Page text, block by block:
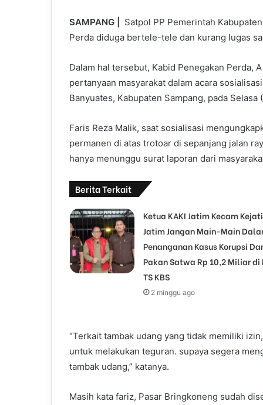
SAMPANG | Satpol PP Pemerintah
Perda diduga bertele-tele dan kurang lugas
Dalam hal tersebut, Kabid Penegakan Perda,
pertanyaan masyarakat dalam acara
Banyuates, Kabupaten Sampang, pada Selasa
Faris Reza Malik, saat sosialisasi
permanen di atas trotoar di sepanjang jalan
hanya menunggu surat laporan dari
Berita Terkait
Ketua KAKI Jatim Kecam Kejati
Jatim Jangan Main-Main
Penanganan Kasus Korupsi
Pakan Satwa Rp 10,2 Miliar di
TS KBS
2 minggu ago
“Terkait tambak udang yang tidak memiliki
untuk melakukan teguran. supaya segera
tambak udang,” katanya.
Masih kata fariz, Pasar Bringkoneng sudah